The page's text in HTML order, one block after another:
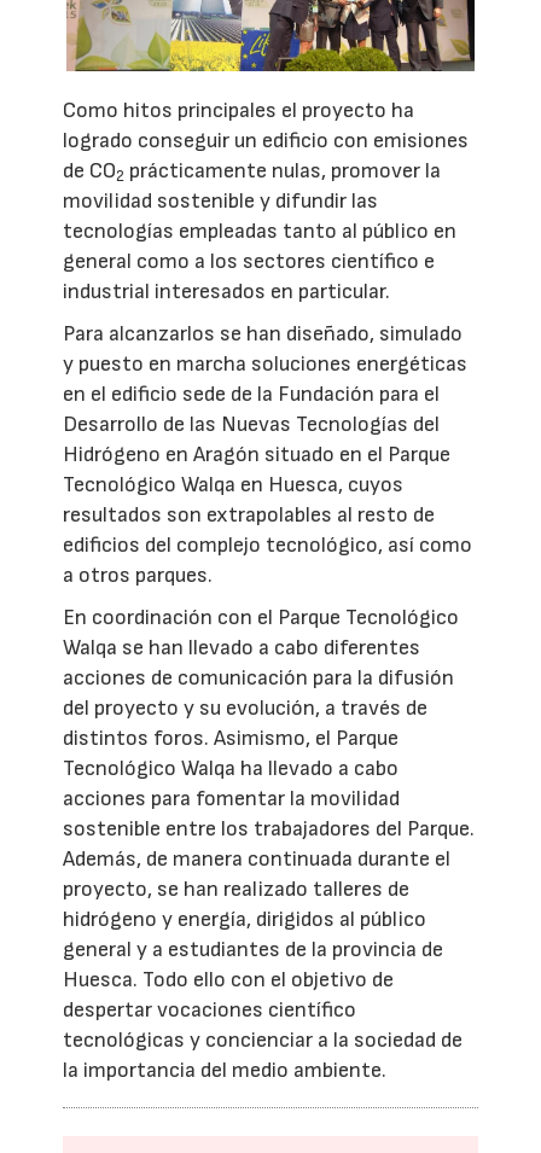
Como hitos principales el proyecto ha
logrado conseguir un edificio con emisiones
de CO2 prácticamente nulas, promover la
movilidad sostenible y difundir las
tecnologías empleadas tanto al público en
general como a los sectores científico e
industrial interesados en particular.
Para alcanzarlos se han diseñado, simulado
y puesto en marcha soluciones energéticas
en el edificio sede de la Fundación para el
Desarrollo de las Nuevas Tecnologías del
Hidrógeno en Aragón situado en el Parque
Tecnológico Walqa en Huesca, cuyos
resultados son extrapolables al resto de
edificios del complejo tecnológico, así como
a otros parques.
En coordinación con el Parque Tecnológico
Walqa se han llevado a cabo diferentes
acciones de comunicación para la difusión
del proyecto y su evolución, a través de
distintos foros. Asimismo, el Parque
Tecnológico Walqa ha llevado a cabo
acciones para fomentar la movilidad
sostenible entre los trabajadores del Parque.
Además, de manera continuada durante el
proyecto, se han realizado talleres de
hidrógeno y energía, dirigidos al público
general y a estudiantes de la provincia de
Huesca. Todo ello con el objetivo de
despertar vocaciones científico
tecnológicas y concienciar a la sociedad de
la importancia del medio ambiente.